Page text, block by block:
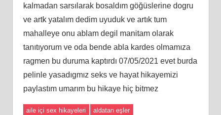
kalmadan sarsılarak bosaldım göğüslerine dogru
ve artk yatalım dedim uyuduk ve artık tum
mahalleye onu ablam degil manitam olarak
tanıtıyorum ve oda bende abla kardes olmamıza
ragmen bu duruma kaptırdı 07/05/2021 evet burda
pelinle yasadıgmız seks ve hayat hikayemizi
paylastım umarım bu hikaye hiç bitmez
aile içi sex hikayeleri
aldatan eşler